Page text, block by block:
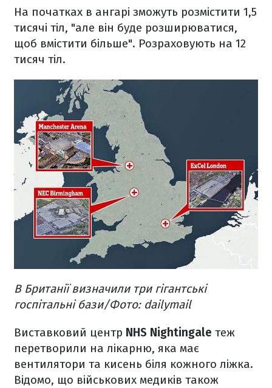
На початках в ангарі зможуть розмістити 1,5
тисячі тіл, "але він буде розширюватися,
щоб вмістити більше". Розраховують на 12
тисяч тіл.
В Британії визначили три гігантські
госпітальні бази/Фото: dailymail
Виставковий центр NHS Nightingale теж
перетворили на лікарню, яка має
вентилятори та кисень біля кожного ліжка.
Відомо, що військових медиків також